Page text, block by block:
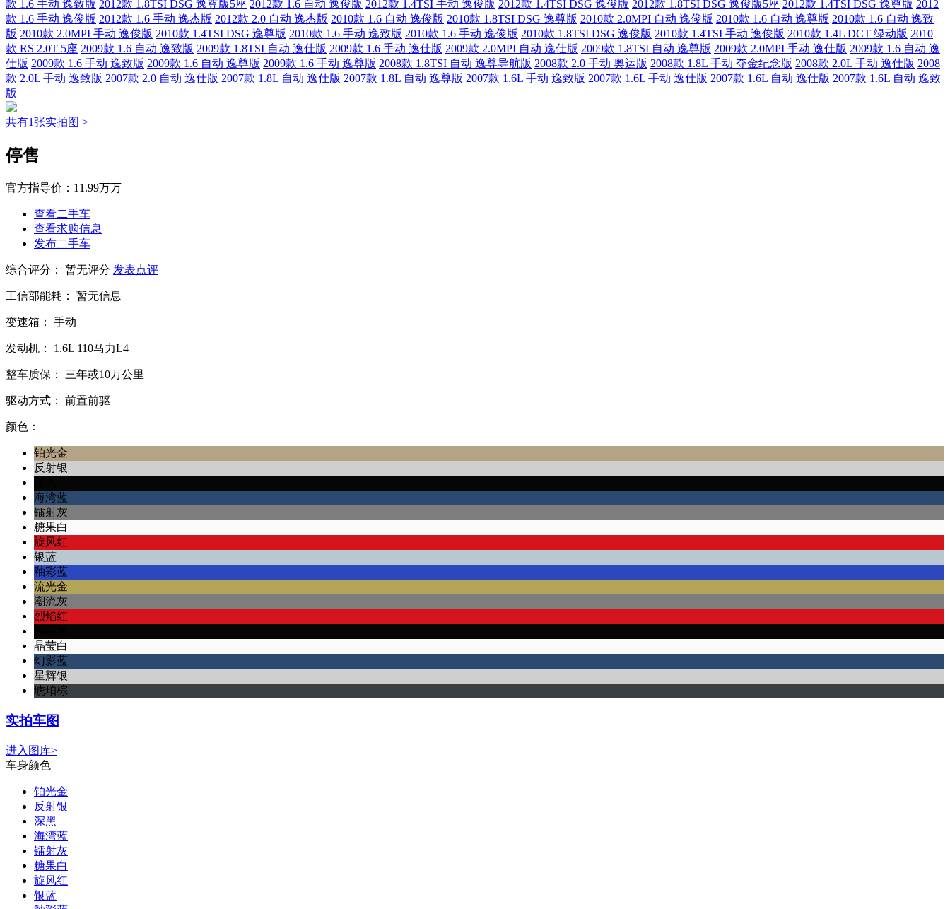
款 1.6 手动 逸致版 2012款 1.8TSI DSG 逸尊版5座 2012款 1.6 自动 逸俊版 2012款 1.4TSI 手动 逸俊版 2012款 1.4TSI DSG 逸俊版 2012款 1.8TSI DSG 逸俊版5座 2012款 1.4TSI DSG 逸尊版 2012
款 1.6 手动 逸俊版 2012款 1.6 手动 逸杰版 2012款 2.0 自动 逸杰版 2010款 1.6 自动 逸俊版 2010款 1.8TSI DSG 逸尊版 2010款 2.0MPI 自动 逸俊版 2010款 1.6 自动 逸尊版 2010款 1.6 自动 逸致
版 2010款 2.0MPI 手动 逸俊版 2010款 1.4TSI DSG 逸尊版 2010款 1.6 手动 逸致版 2010款 1.6 手动 逸俊版 2010款 1.8TSI DSG 逸俊版 2010款 1.4TSI 手动 逸俊版 2010款 1.4L DCT 绿动版 2010
款 RS 2.0T 5座 2009款 1.6 自动 逸致版 2009款 1.8TSI 自动 逸仕版 2009款 1.6 手动 逸仕版 2009款 2.0MPI 自动 逸仕版 2009款 1.8TSI 自动 逸尊版 2009款 2.0MPI 手动 逸仕版 2009款 1.6 自动 逸
仕版 2009款 1.6 手动 逸致版 2009款 1.6 自动 逸尊版 2009款 1.6 手动 逸尊版 2008款 1.8TSI 自动 逸尊导航版 2008款 2.0 手动 奥运版 2008款 1.8L 手动 夺金纪念版 2008款 2.0L 手动 逸仕版 2008
款 2.0L 手动 逸致版 2007款 2.0 自动 逸仕版 2007款 1.8L 自动 逸仕版 2007款 1.8L 自动 逸尊版 2007款 1.6L 手动 逸致版 2007款 1.6L 手动 逸仕版 2007款 1.6L 自动 逸仕版 2007款 1.6L 自动 逸致
版
共有1张实拍图 >
停售
官方指导价： 11.99万万
查看二手车
查看求购信息
发布二手车
综合评分： 暂无评分 发表点评
工信部能耗： 暂无信息
变速箱： 手动
发动机： 1.6L 110马力L4
整车质保： 三年或10万公里
驱动方式： 前置前驱
颜色：
铂光金
反射银
海湾蓝
镭射灰
糖果白
旋风红
银蓝
釉彩蓝
流光金
潮流灰
烈焰红
晶莹白
幻影蓝
星辉银
琥珀棕
实拍车图
进入图库>
车身颜色
铂光金
反射银
深黑
海湾蓝
镭射灰
糖果白
旋风红
银蓝